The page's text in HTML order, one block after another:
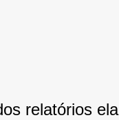
relatórios